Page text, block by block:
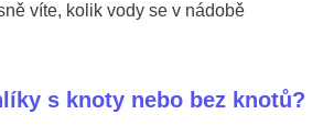
víte, kolik vody se v nádobě
s knoty nebo bez knotů?